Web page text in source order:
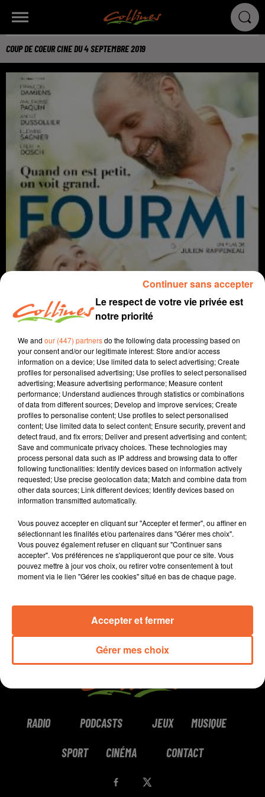
COUP DE COEUR CINE DU 4 SEPTEMBRE 2019
Coup de cœur Ciné
4 septembre 2019
COUP DE COEUR CINE DU 4 SEPTEMBRE 2019
Collines la Radio
Coup de cœur Ciné
Cette semaine, Morgan Rassinoux nous parle du film
0:00
RADIO PODCASTS JEUX MUSIQUE
SPORT CINÉMA CONTACT
Le respect de votre vie privée est
notre priorité
We and our (447) partnersdo the following data processing based on
your consent and/or our legitimate interest: Store and/or access
information on a device; Use limited data to select advertising; Create
profiles for personalised advertising; Use profiles to select personalised
advertising; Measure advertising performance; Measure content
performance; Understand audiences through statistics or combinations
of data from different sources; Develop and improve services; Create
profiles to personalise content; Use profiles to select personalised
content; Use limited data to select content; Ensure security, prevent and
detect fraud, and fix errors; Deliver and present advertising and content;
Save and communicate privacy choices. These technologies may
process personal data such as IP address and browsing data to offer
following functionalities: Identify devices based on information actively
requested; Use precise geolocation data; Match and combine data from
other data sources; Link different devices; Identify devices based on
information transmitted automatically.
Vous pouvez accepter en cliquant sur "Accepter et fermer", ou affiner en
sélectionnant les finalités et/ou partenaires dans "Gérer mes choix".
Vous pouvez également refuser en cliquant sur "Continuer sans
accepter". Vos préférences ne s'appliqueront que pour ce site. Vous
pouvez mettre à jour vos choix, ou retirer votre consentement à tout
moment via le lien "Gérer les cookies" situé en bas de chaque page.
Gérer mes choix
Accepter et fermer
Continuer sans accepter